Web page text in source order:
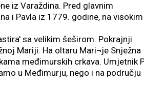
iz Varaždina. Pred glavnim
i Pavla iz 1779. godine, na visokim
sa velikim šeširom. Pokrajnji
Mariji. Ha oltaru Mari¬je Snježna
međimurskih crkava. Umjetnik
u Međimurju, nego i na području